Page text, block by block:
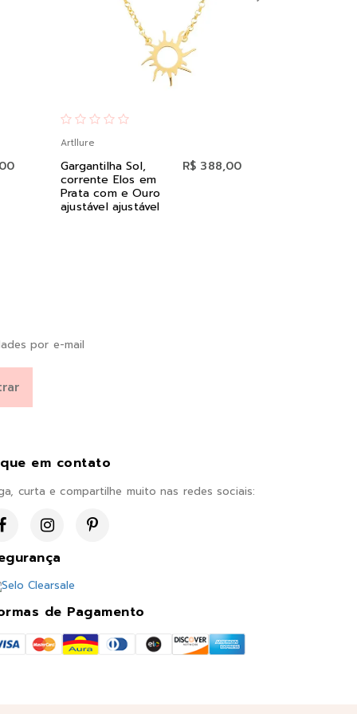
Artllure
Gargantilha Sol,
corrente Elos em
Prata com e Ouro
ajustável ajustável
R$ 388,00
por e-mail
em contato
curta e compartilhe muito nas redes sociais:
de Pagamento